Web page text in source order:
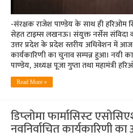
-संरक्षक राजेश पाण्डेय के साथ ही हरिओम
सेहत टाइम्स लखनऊ। संयुक्त नर्सेस संविदा
उत्तर प्रदेश के प्रदेश स्तरीय अधिवेशन में
कार्यकारिणी का चुनाव सम्पन्न हुआ। नयी
पाण्डेय, अध्यक्ष पूजा गुप्ता तथा महामंत्री
Read More »
डिप्‍लोमा फार्मासिस्‍ट
नवनिर्वाचित कार्यकारिणी